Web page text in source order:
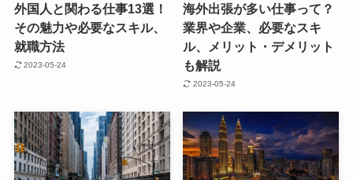
外国人と関わる仕事13選！
その魅力や必要なスキル、
就職方法
2023-05-24
海外出張が多い仕事って？
業界や企業、必要なスキ
ル、メリット・デメリット
も解説
2023-05-24